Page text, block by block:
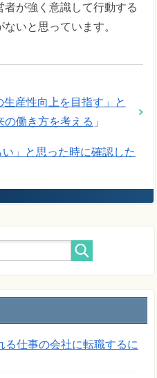
者が強く意識して行動する
いと思っています。
生産性向上を目指す」と
の働き方を考える 」
い」と思った時に確認した
る仕事の会社に転職するに